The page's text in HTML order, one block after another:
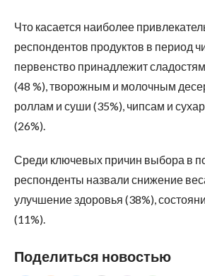
Что касается наиболее
респондентов продуктов в период
первенство принадлежит
(48 %), творожным и молочным
роллам и суши (35%), чипсам и
(26%).
Среди ключевых причин выбора в
респонденты назвали снижение
улучшение здоровья (38%),
(11%).
Поделиться новостью